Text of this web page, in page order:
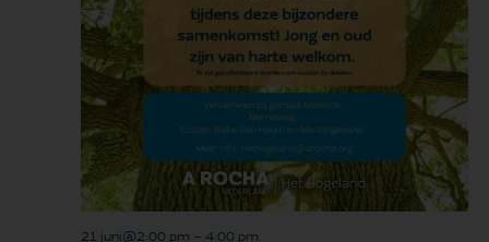
21 juni@2:00 pm - 4:00 pm